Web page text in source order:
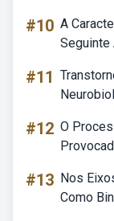
#10 A
Seguinte
#11
#12 O
#13 Nos
Como